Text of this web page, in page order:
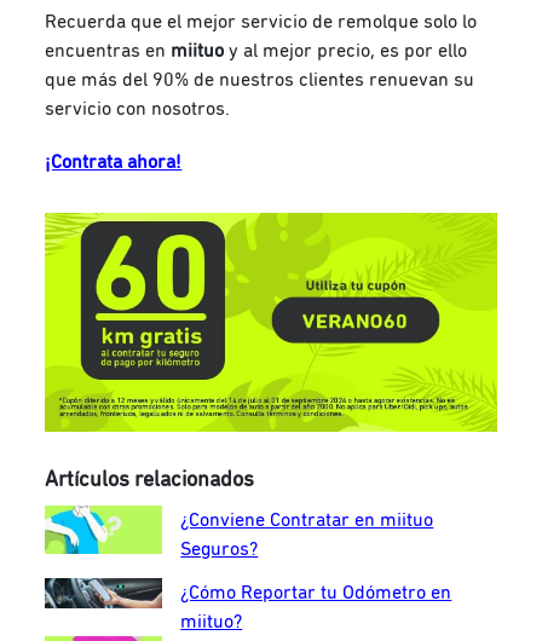
Recuerda que el mejor servicio de remolque solo lo
encuentras en miituo y al mejor precio, es por ello
que más del 90% de nuestros clientes renuevan su
servicio con nosotros.
¡Contrata ahora!
Artículos relacionados
¿Conviene Contratar en miituo
Seguros?
¿Cómo Reportar tu Odómetro en
miituo?